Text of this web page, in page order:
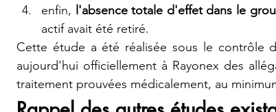
enfin, l'absence totale d'effet dans le
actif avait été retiré.
Cette étude a été réalisée sous le contrôle
aujourd'hui officiellement à Rayonex des
traitement prouvées médicalement, au